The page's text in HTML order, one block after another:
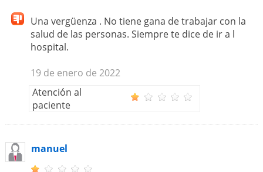
Una vergüenza . No tiene gana de trabajar con la
salud de las personas. Siempre te dice de ir a l
hospital.
19 de enero de 2022
Atención al
paciente
manuel